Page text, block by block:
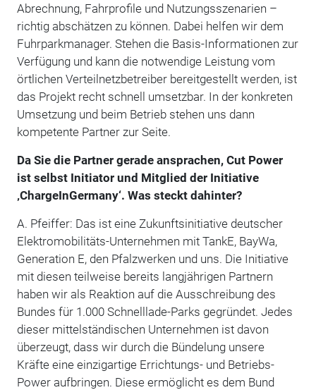
Abrechnung, Fahrprofile und Nutzungsszenarien –
richtig abschätzen zu können. Dabei helfen wir dem
Fuhrparkmanager. Stehen die Basis-Informationen zur
Verfügung und kann die notwendige Leistung vom
örtlichen Verteilnetzbetreiber bereitgestellt werden, ist
das Projekt recht schnell umsetzbar. In der konkreten
Umsetzung und beim Betrieb stehen uns dann
kompetente Partner zur Seite.
Da Sie die Partner gerade ansprachen, Cut Power
ist selbst Initiator und Mitglied der Initiative
‚ChargeInGermany‘. Was steckt dahinter?
A. Pfeiffer: Das ist eine Zukunftsinitiative deutscher
Elektromobilitäts-Unternehmen mit TankE, BayWa,
Generation E, den Pfalzwerken und uns. Die Initiative
mit diesen teilweise bereits langjährigen Partnern
haben wir als Reaktion auf die Ausschreibung des
Bundes für 1.000 Schnelllade-Parks gegründet. Jedes
dieser mittelständischen Unternehmen ist davon
überzeugt, dass wir durch die Bündelung unsere
Kräfte eine einzigartige Errichtungs- und Betriebs-
Power aufbringen. Diese ermöglicht es dem Bund